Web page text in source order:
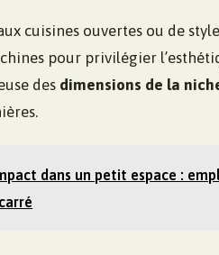
cuisines ouvertes ou de
pour privilégier
des dimensions de la
dans un petit espace :